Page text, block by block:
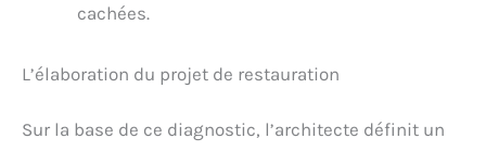
cachées.
L’élaboration du projet de restauration
Sur la base de ce diagnostic, l’architecte définit un